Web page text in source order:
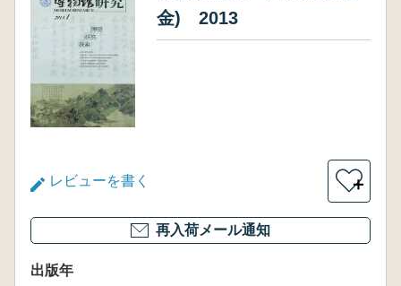
金) 2013
レビューを書く ＋
再入荷メール通知
出版年